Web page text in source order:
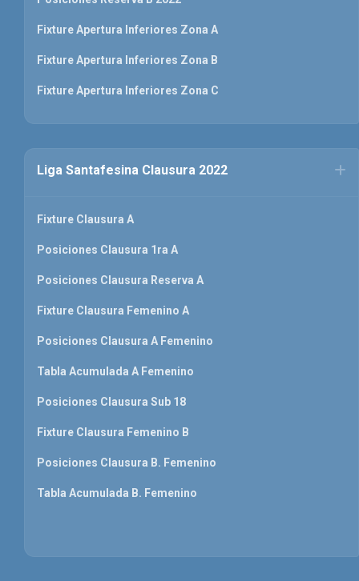
Fixture Apertura Inferiores Zona A
Fixture Apertura Inferiores Zona B
Fixture Apertura Inferiores Zona C
Liga Santafesina Clausura 2022
Fixture Clausura A
Posiciones Clausura 1ra A
Posiciones Clausura Reserva A
Fixture Clausura Femenino A
Posiciones Clausura A Femenino
Tabla Acumulada A Femenino
Posiciones Clausura Sub 18
Fixture Clausura Femenino B
Posiciones Clausura B. Femenino
Tabla Acumulada B. Femenino